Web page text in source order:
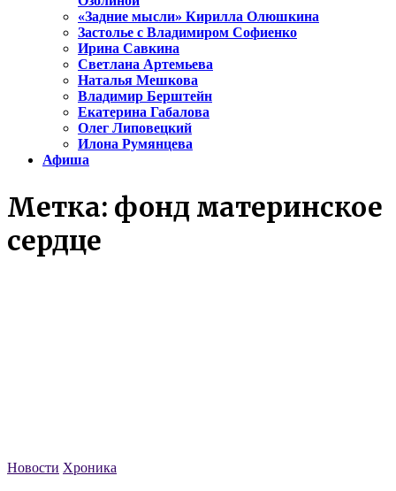
«Задние мысли» Кирилла Олюшкина
Застолье с Владимиром Софиенко
Ирина Савкина
Светлана Артемьева
Наталья Мешкова
Владимир Берштейн
Екатерина Габалова
Олег Липовецкий
Илона Румянцева
Афиша
Метка: фонд материнское
сердце
Новости Хроника